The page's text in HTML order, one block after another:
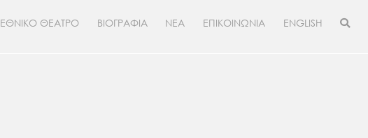
ΕΘΝΙΚΟ ΘΕΑΤΡΟ ΒΙΟΓΡΑΦΙΑ ΝΕΑ ΕΠΙΚΟΙΝΩΝΙΑ ENGLISH